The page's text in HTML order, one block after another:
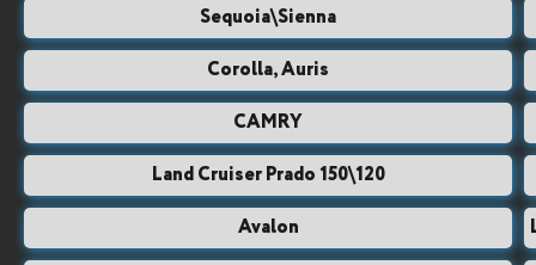
Sequoia\Sienna
Corolla, Auris
CAMRY
Land Cruiser Prado 150\120
Avalon